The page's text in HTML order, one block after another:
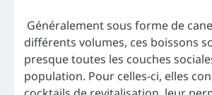
Généralement sous forme de
différents volumes, ces boissons
presque toutes les couches
population. Pour celles-ci, elles